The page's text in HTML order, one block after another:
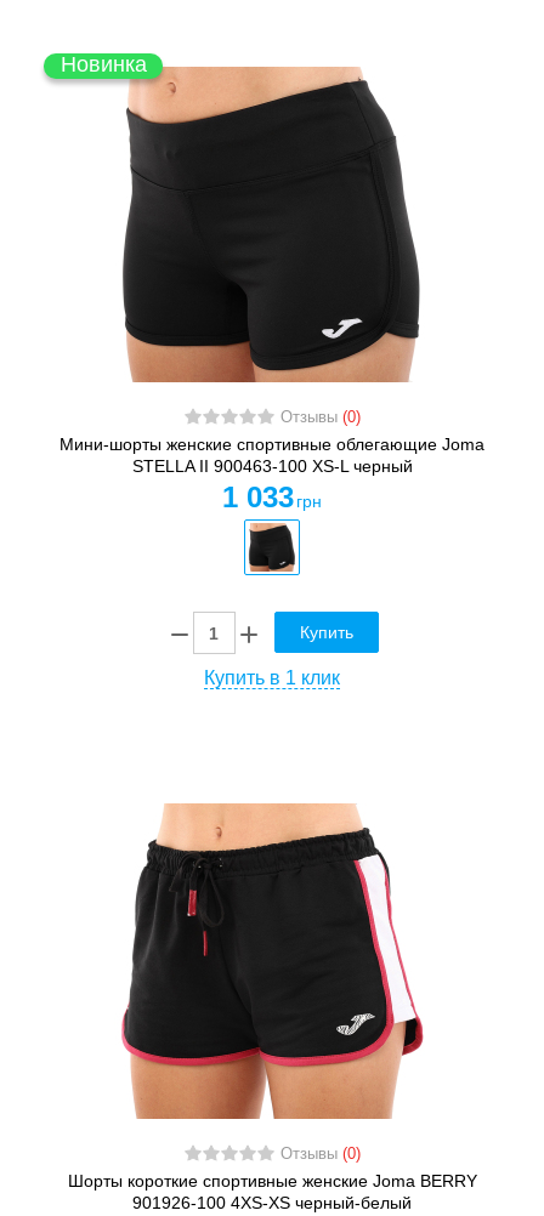
Новинка
Отзывы (0)
Мини-шорты женские спортивные облегающие Joma
STELLA II 900463-100 XS-L черный
1 033 грн
Купить
Купить в 1 клик
Отзывы (0)
Шорты короткие спортивные женские Joma BERRY
901926-100 4XS-XS черный-белый